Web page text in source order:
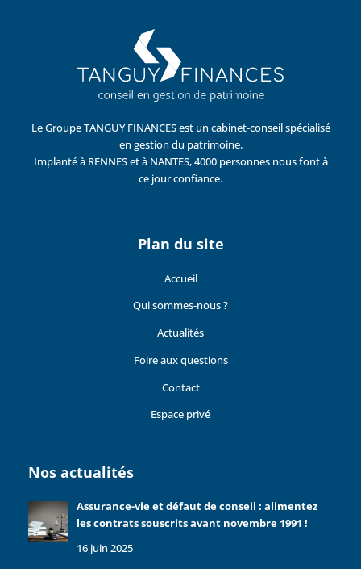
Le Groupe TANGUY FINANCES est un cabinet-conseil spécialisé
en gestion du patrimoine.
Implanté à RENNES et à NANTES, 4000 personnes nous font à
ce jour confiance.
Plan du site
Accueil
Qui sommes-nous ?
Actualités
Foire aux questions
Contact
Espace privé
Nos actualités
Assurance-vie et défaut de conseil : alimentez
les contrats souscrits avant novembre 1991 !
16 juin 2025